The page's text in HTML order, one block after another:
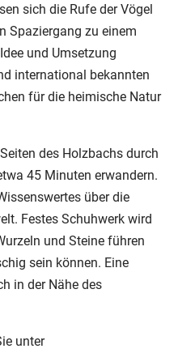
sich die Rufe der Vögel
Spaziergang zu einem
und Umsetzung
international bekannten
für die heimische Natur
des Holzbachs durch
45 Minuten erwandern.
über die
Festes Schuhwerk wird
und Steine führen
sein können. Eine
in der Nähe des
unter